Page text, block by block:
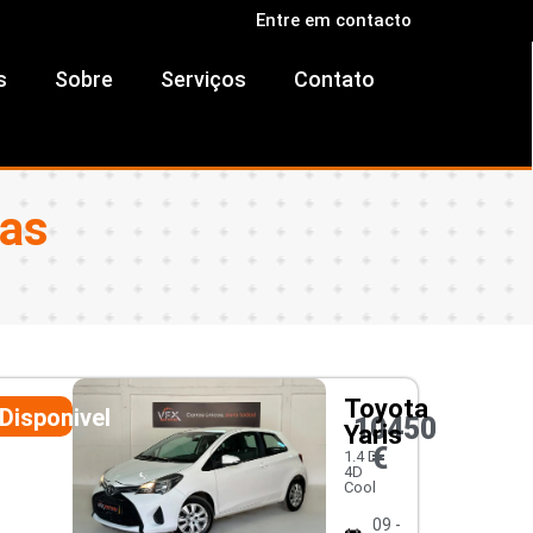
Entre em contacto
Sobre Serviços Contato
Disponivel
Toyota
Yaris
1.4 D-
4D
Cool
09 -
10450
€